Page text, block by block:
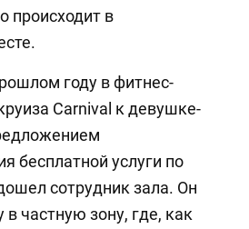
происходит в
году в фитнес-
Carnival к девушке-
бесплатной услуги по
сотрудник зала. Он
частную зону, где, как